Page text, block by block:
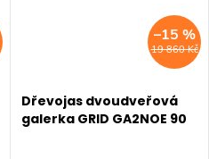
19 860 Kč
–15 %
Dřevojas dvoudveřová
galerka GRID GA2NOE 90